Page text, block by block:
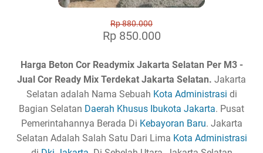
Rp 880.000
Rp 850.000
Harga Beton Cor Readymix Jakarta Selatan Per M3 -
Jual Cor Ready Mix Terdekat Jakarta Selatan. Jakarta
Selatan adalah Nama Sebuah Kota Administrasi di
Bagian Selatan Daerah Khusus Ibukota Jakarta. Pusat
Pemerintahannya Berada Di Kebayoran Baru. Jakarta
Selatan Adalah Salah Satu Dari Lima Kota Administrasi